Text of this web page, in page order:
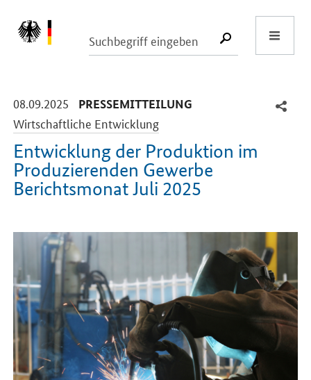
SUCHE
08.09.2025 -
PRESSEMITTEILUNG
Wirtschaftliche Entwicklung
Entwicklung der Produktion im
Produzierenden Gewerbe
Berichtsmonat Juli 2025